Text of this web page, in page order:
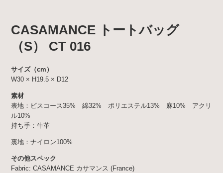
CASAMANCE トートバッグ
（S） CT 016
サイズ（cm）
W30 × H19.5 × D12
素材
表地：ビスコース35% 綿32% ポリエステル13% 麻10% アクリ
ル10%
持ち手：牛革
裏地：ナイロン100%
その他スペック
Fabric: CASAMANCE カサマンス (France)